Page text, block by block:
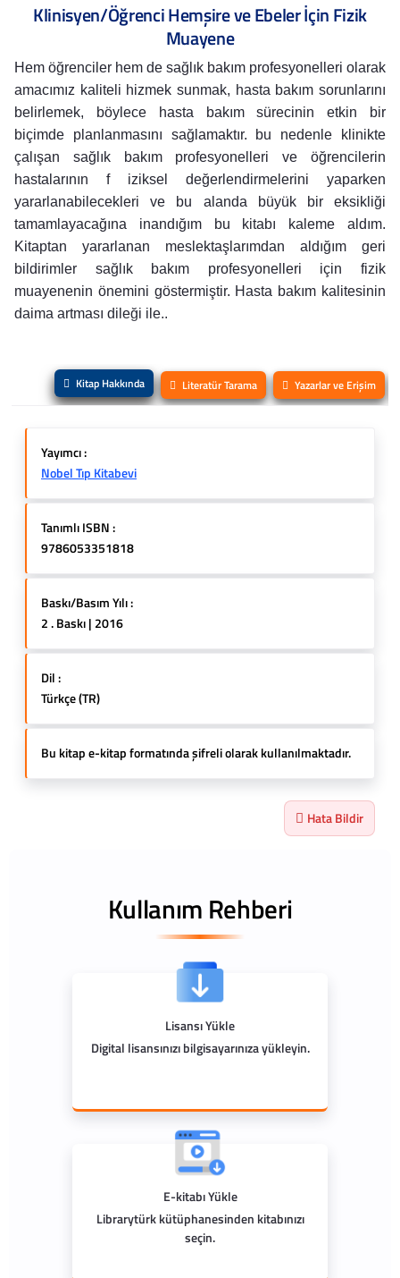
Klinisyen/Öğrenci Hemşire ve Ebeler İçin Fizik
Muayene
Hem öğrenciler hem de sağlık bakım profesyonelleri olarak
amacımız kaliteli hizmek sunmak, hasta bakım sorunlarını
belirlemek, böylece hasta bakım sürecinin etkin bir
biçimde planlanmasını sağlamaktır. bu nedenle klinikte
çalışan sağlık bakım profesyonelleri ve öğrencilerin
hastalarının f iziksel değerlendirmelerini yaparken
yararlanabilecekleri ve bu alanda büyük bir eksikliği
tamamlayacağına inandığım bu kitabı kaleme aldım.
Kitaptan yararlanan meslektaşlarımdan aldığım geri
bildirimler sağlık bakım profesyonelleri için fizik
muayenenin önemini göstermiştir. Hasta bakım kalitesinin
daima artması dileği ile..
Kitap Hakkında Literatür Tarama Yazarlar ve Erişim
Yayımcı :
Nobel Tıp Kitabevi
Tanımlı ISBN :
9786053351818
Baskı/Basım Yılı :
2 . Baskı | 2016
Dil :
Türkçe (TR)
Bu kitap e-kitap formatında şifreli olarak kullanılmaktadır.
Hata Bildir
Kullanım Rehberi
Lisansı Yükle
Digital lisansınızı bilgisayarınıza yükleyin.
E-kitabı Yükle
Librarytürk kütüphanesinden kitabınızı
seçin.